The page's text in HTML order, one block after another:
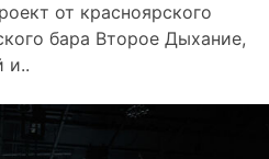
от красноярского
бара Второе Дыхание,
и..